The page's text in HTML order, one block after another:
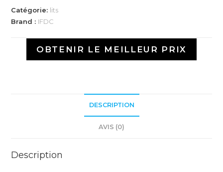
Catégorie: lits
Brand : IFDC
OBTENIR LE MEILLEUR PRIX
DESCRIPTION
AVIS (0)
Description